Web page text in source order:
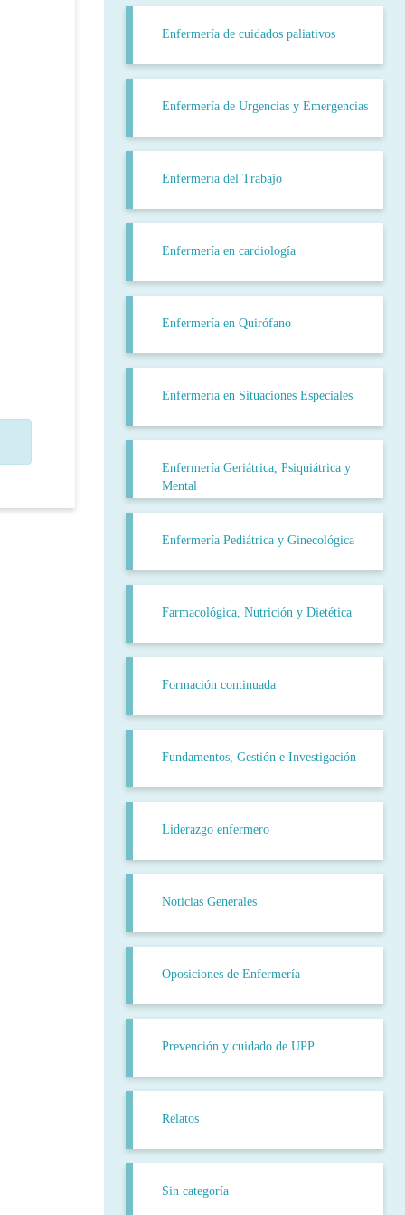
Enfermería de cuidados paliativos
Enfermería de Urgencias y Emergencias
Enfermería del Trabajo
Enfermería en cardiología
Enfermería en Quirófano
Enfermería en Situaciones Especiales
Enfermería Geriátrica, Psiquiátrica y
Mental
Enfermería Pediátrica y Ginecológica
Farmacológica, Nutrición y Dietética
Formación continuada
Fundamentos, Gestión e Investigación
Liderazgo enfermero
Noticias Generales
Oposiciones de Enfermería
Prevención y cuidado de UPP
Relatos
Sin categoría